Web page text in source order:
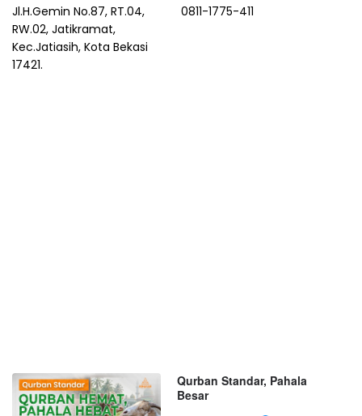
Jl.H.Gemin No.87, RT.04,
RW.02, Jatikramat,
Kec.Jatiasih, Kota Bekasi
17421.
0811-1775-411
Qurban Standar, Pahala
Besar